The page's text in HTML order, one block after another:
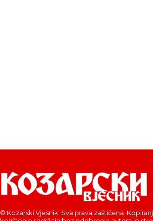
© Kozarski Vjesnik. Sva prava zaštićena.